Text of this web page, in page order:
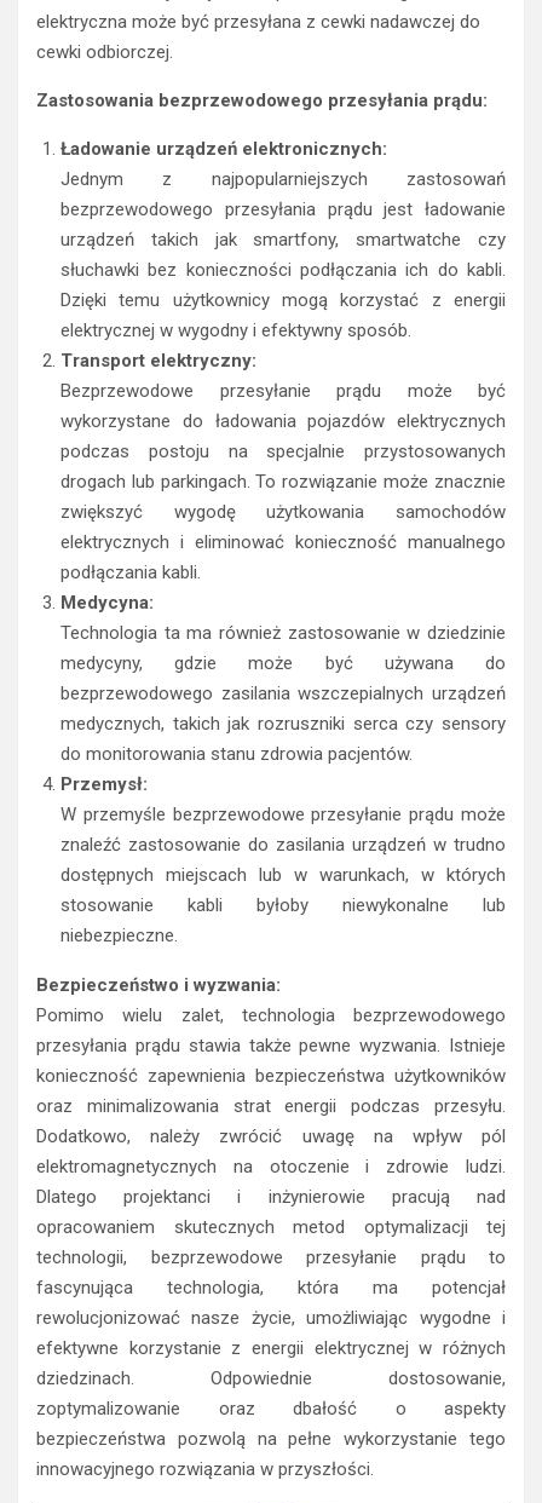
elektryczna może być przesyłana z cewki nadawczej do
cewki odbiorczej.
Zastosowania bezprzewodowego przesyłania prądu:
Ładowanie urządzeń elektronicznych:
Jednym z najpopularniejszych zastosowań
bezprzewodowego przesyłania prądu jest ładowanie
urządzeń takich jak smartfony, smartwatche czy
słuchawki bez konieczności podłączania ich do kabli.
Dzięki temu użytkownicy mogą korzystać z energii
elektrycznej w wygodny i efektywny sposób.
Transport elektryczny:
Bezprzewodowe przesyłanie prądu może być
wykorzystane do ładowania pojazdów elektrycznych
podczas postoju na specjalnie przystosowanych
drogach lub parkingach. To rozwiązanie może znacznie
zwiększyć wygodę użytkowania samochodów
elektrycznych i eliminować konieczność manualnego
podłączania kabli.
Medycyna:
Technologia ta ma również zastosowanie w dziedzinie
medycyny, gdzie może być używana do
bezprzewodowego zasilania wszczepialnych urządzeń
medycznych, takich jak rozruszniki serca czy sensory
do monitorowania stanu zdrowia pacjentów.
Przemysł:
W przemyśle bezprzewodowe przesyłanie prądu może
znaleźć zastosowanie do zasilania urządzeń w trudno
dostępnych miejscach lub w warunkach, w których
stosowanie kabli byłoby niewykonalne lub
niebezpieczne.
Bezpieczeństwo i wyzwania:
Pomimo wielu zalet, technologia bezprzewodowego
przesyłania prądu stawia także pewne wyzwania. Istnieje
konieczność zapewnienia bezpieczeństwa użytkowników
oraz minimalizowania strat energii podczas przesyłu.
Dodatkowo, należy zwrócić uwagę na wpływ pól
elektromagnetycznych na otoczenie i zdrowie ludzi.
Dlatego projektanci i inżynierowie pracują nad
opracowaniem skutecznych metod optymalizacji tej
technologii, bezprzewodowe przesyłanie prądu to
fascynująca technologia, która ma potencjał
rewolucjonizować nasze życie, umożliwiając wygodne i
efektywne korzystanie z energii elektrycznej w różnych
dziedzinach. Odpowiednie dostosowanie,
zoptymalizowanie oraz dbałość o aspekty
bezpieczeństwa pozwolą na pełne wykorzystanie tego
innowacyjnego rozwiązania w przyszłości.